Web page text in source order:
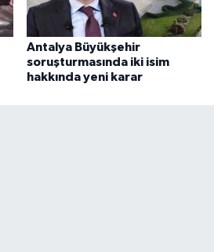
Antalya Büyükşehir
soruşturmasında iki isim
hakkında yeni karar